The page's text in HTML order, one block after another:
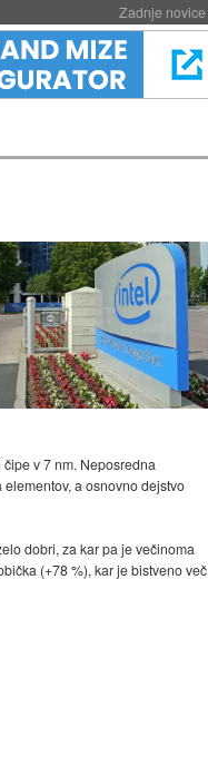
Zadnje novice
v 7 nm. Neposredna
a osnovno dejstvo
dobri, za kar pa je večinoma
(+78 %), kar je bistveno več